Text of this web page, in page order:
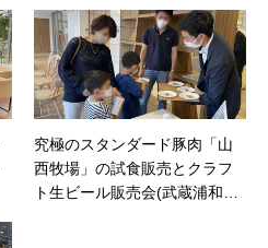
究極のスタンダード豚肉「山
西牧場」の試食販売とクラフ
ト生ビール販売会(武蔵浦和SK